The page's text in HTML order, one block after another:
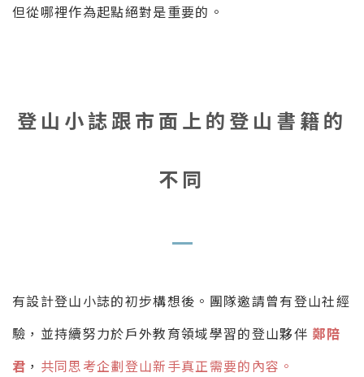
但從哪裡作為起點絕對是重要的。
登山小誌跟市面上的登山書籍的
不同
有設計登山小誌的初步構想後。團隊邀請曾有登山社經
驗，並持續努力於戶外教育領域學習的登山夥伴 鄭陪
君 ， 共同思考企劃登山新手真正需要的內容。